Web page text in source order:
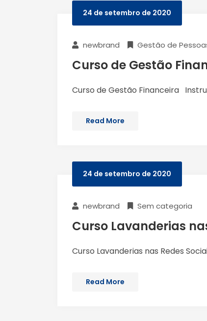
24 de setembro de 2020
newbrand Gestão de
Curso de Gestão
Curso de Gestão Financeira
Read More
24 de setembro de 2020
newbrand Sem categoria
Curso Lavanderias
Curso Lavanderias nas Redes
Read More